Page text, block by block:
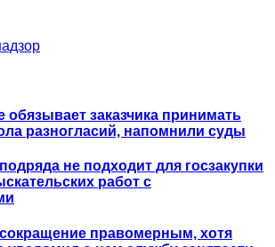
обязывает заказчика принимать
разногласий, напомнили суды
не подходит для госзакупки
работ с
правомерным, хотя